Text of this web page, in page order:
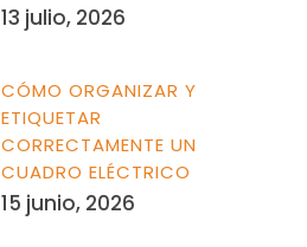
13 julio, 2026
CÓMO ORGANIZAR Y
ETIQUETAR
CORRECTAMENTE UN
CUADRO ELÉCTRICO
15 junio, 2026